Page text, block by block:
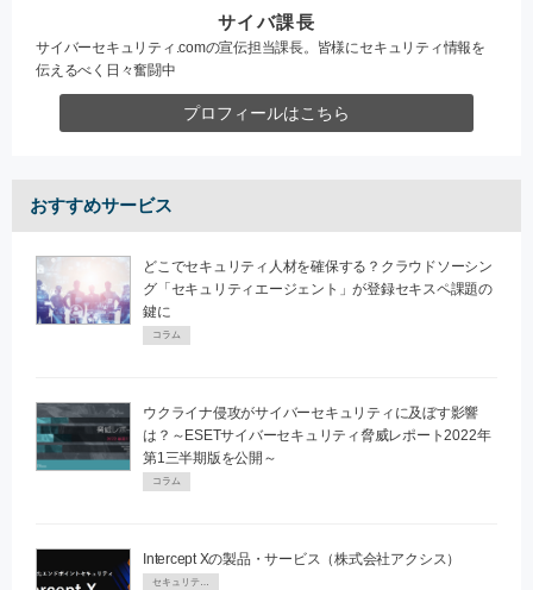
サイバ課長
サイバーセキュリティ.comの宣伝担当課長。皆様にセキュリティ情報を
伝えるべく日々奮闘中
プロフィールはこちら
おすすめサービス
どこでセキュリティ人材を確保する？クラウドソーシン
グ「セキュリティエージェント」が登録セキスペ課題の
鍵に
コラム
ウクライナ侵攻がサイバーセキュリティに及ぼす影響
は？～ESETサイバーセキュリティ脅威レポート2022年
第1三半期版を公開～
コラム
Intercept Xの製品・サービス（株式会社アクシス）
セキュリティPR